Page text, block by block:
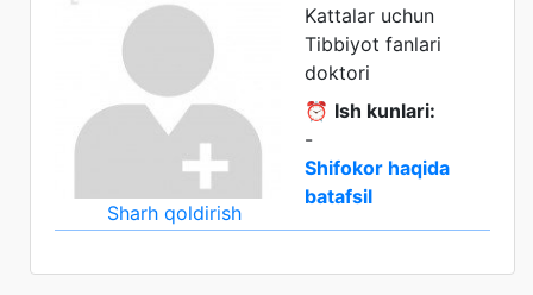
Sharh qoldirish
Kattalar uchun
Tibbiyot fanlari
doktori
⏰ Ish kunlari:
-
Shifokor haqida
batafsil